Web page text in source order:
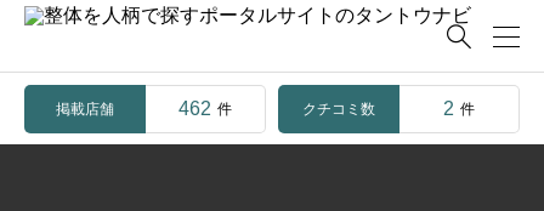

掲載店舗 462 件 クチコミ数 2 件